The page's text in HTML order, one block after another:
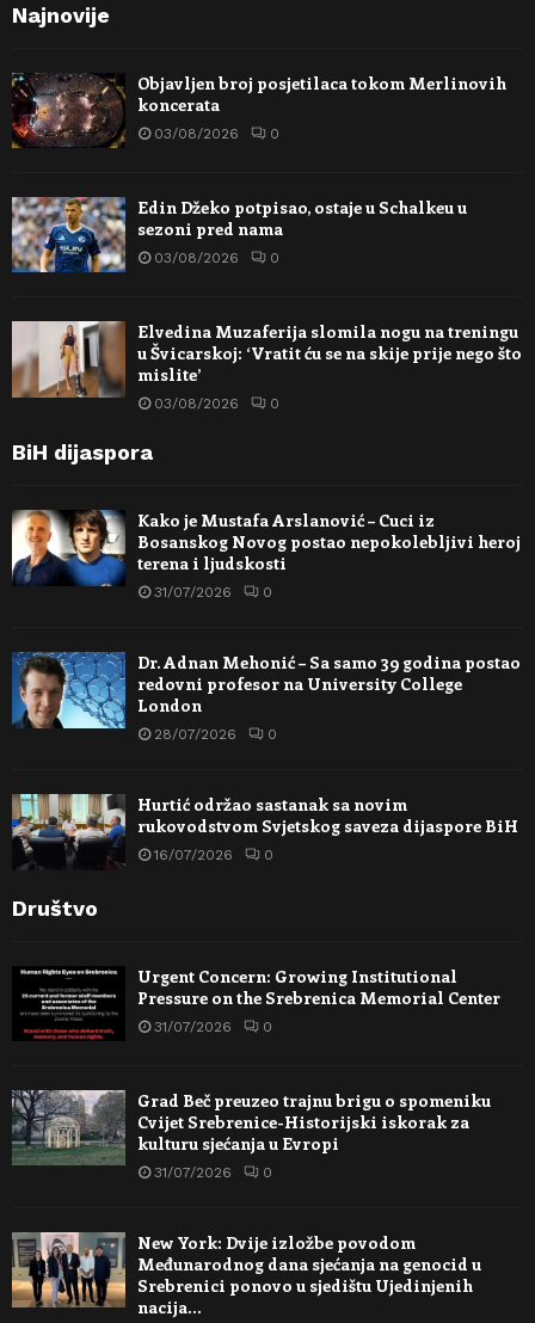
Najnovije
Objavljen broj posjetilaca tokom Merlinovih
koncerata
03/08/2026 0
Edin Džeko potpisao, ostaje u Schalkeu u
sezoni pred nama
03/08/2026 0
Elvedina Muzaferija slomila nogu na treningu
u Švicarskoj: ‘Vratit ću se na skije prije nego što
mislite’
03/08/2026 0
BiH dijaspora
Kako je Mustafa Arslanović – Cuci iz
Bosanskog Novog postao nepokolebljivi heroj
terena i ljudskosti
31/07/2026 0
Dr. Adnan Mehonić – Sa samo 39 godina postao
redovni profesor na University College
London
28/07/2026 0
Hurtić održao sastanak sa novim
rukovodstvom Svjetskog saveza dijaspore BiH
16/07/2026 0
Društvo
Urgent Concern: Growing Institutional
Pressure on the Srebrenica Memorial Center
31/07/2026 0
Grad Beč preuzeo trajnu brigu o spomeniku
Cvijet Srebrenice-Historijski iskorak za
kulturu sjećanja u Evropi
31/07/2026 0
New York: Dvije izložbe povodom
Međunarodnog dana sjećanja na genocid u
Srebrenici ponovo u sjedištu Ujedinjenih
nacija…